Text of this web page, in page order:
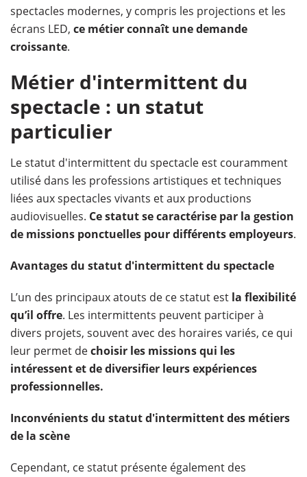
spectacles modernes, y compris les projections et les
écrans LED, ce métier connaît une demande
croissante.
Métier d'intermittent du
spectacle : un statut
particulier
Le statut d'intermittent du spectacle est couramment
utilisé dans les professions artistiques et techniques
liées aux spectacles vivants et aux productions
audiovisuelles. Ce statut se caractérise par la gestion
de missions ponctuelles pour différents employeurs.
Avantages du statut d'intermittent du spectacle
L’un des principaux atouts de ce statut est la flexibilité
qu’il offre. Les intermittents peuvent participer à
divers projets, souvent avec des horaires variés, ce qui
leur permet dechoisir les missions qui les
intéressent et de diversifier leurs expériences
professionnelles.
Inconvénients du statut d'intermittent des métiers
de la scène
Cependant, ce statut présente également des